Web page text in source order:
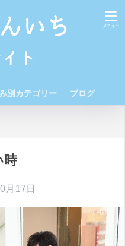
別カテゴリー ブログ
時
月17日